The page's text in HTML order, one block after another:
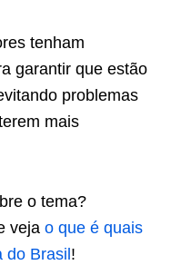
tenham
garantir que estão
problemas
mais
o tema?
veja o que é quais
Brasil !